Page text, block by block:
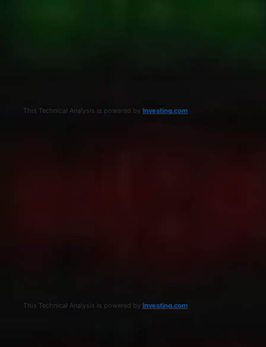
This Technical Analysis is powered by Investing.com
This Technical Analysis is powered by Investing.com